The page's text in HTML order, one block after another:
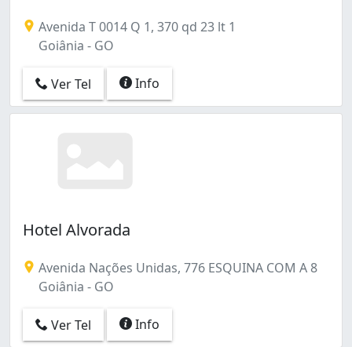
Avenida T 0014 Q 1, 370 qd 23 lt 1
Goiânia - GO
Ver Tel Info
Hotel Alvorada
Avenida Nações Unidas, 776 ESQUINA COM A 8
Goiânia - GO
Ver Tel Info